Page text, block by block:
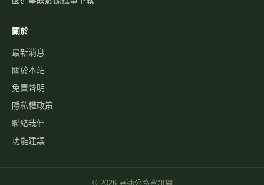
歷史車速
經緯度查即時影像
自訂影像
路況通報
國道服務區 休息站
交流道資訊
旅遊景點